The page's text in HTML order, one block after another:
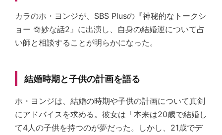
カラのホ・ヨンジが、SBS Plusの『神秘的なトークシ
ョー 奇妙な話2』に出演し、自身の結婚運について占
い師と相談することが明らかになった。
結婚時期と子供の計画を語る
ホ・ヨンジは、結婚の時期や子供の計画について真剣
にアドバイスを求める。彼女は「本来は20歳で結婚し
て4人の子供を持つのが夢だった。しかし、21歳でデ